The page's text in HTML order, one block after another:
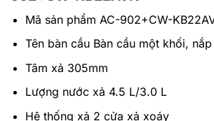
Mã sản phẩm AC-902+CW-
Tên bàn cầu Bàn cầu một khối,
Tâm xả 305mm
Lượng nước xả 4.5 L/3.0 L
Hệ thống xả 2 cửa xả xoáy